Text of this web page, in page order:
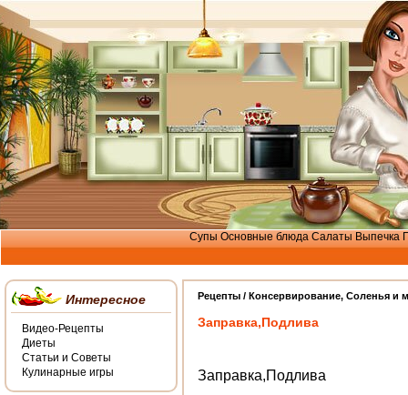
Супы Основные блюда Салаты Выпечка
Рецепты / Консервирование, Соленья и
Заправка,Подлива
Заправка,Подлива
Интересное
Видео-Рецепты
Диеты
Статьи и Советы
Кулинарные игры